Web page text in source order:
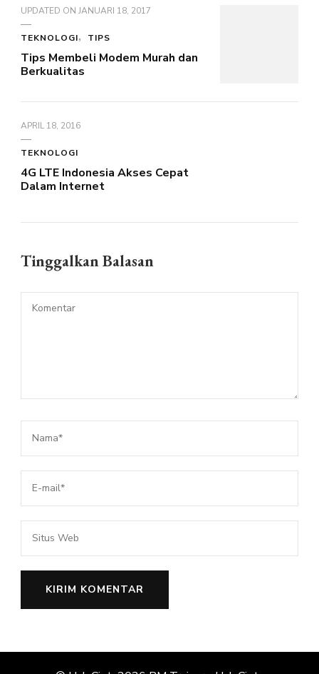
UPDATED ON JANUARI 18, 2017
TEKNOLOGI TIPS
Tips Membeli Modem Murah dan
Berkualitas
APRIL 18, 2016
TEKNOLOGI
4G LTE Indonesia Akses Cepat
Dalam Internet
Tinggalkan Balasan